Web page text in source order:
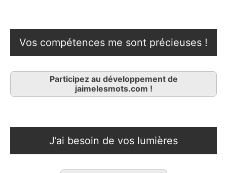
Vos compétences me sont précieuses !
Participez au développement de
jaimelesmots.com !
J’ai besoin de vos lumières